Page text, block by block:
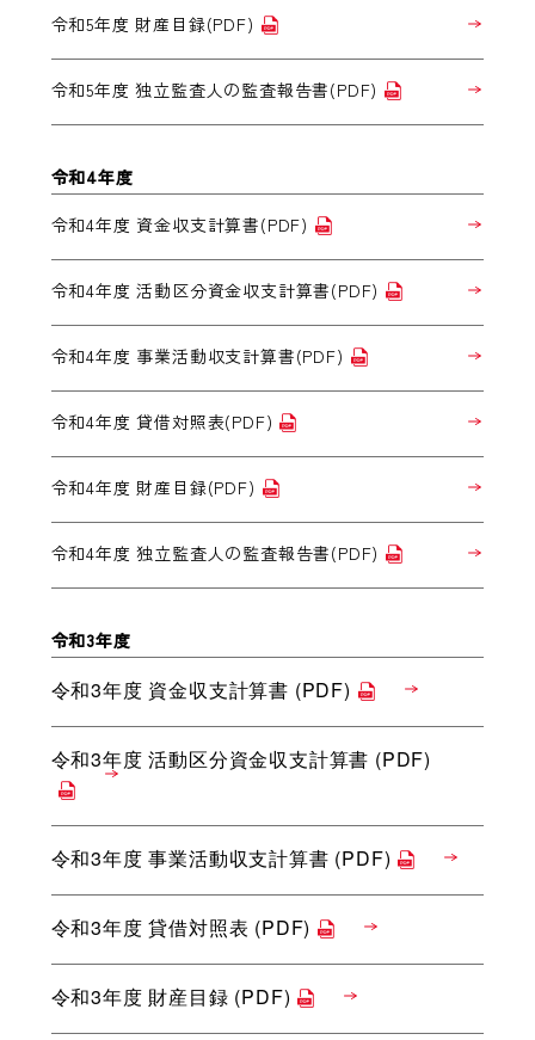
令和5年度 財産目録(PDF)
令和5年度 独立監査人の監査報告書(PDF)
令和4年度
令和4年度 資金収支計算書(PDF)
令和4年度 活動区分資金収支計算書(PDF)
令和4年度 事業活動収支計算書(PDF)
令和4年度 貸借対照表(PDF)
令和4年度 財産目録(PDF)
令和4年度 独立監査人の監査報告書(PDF)
令和3年度
令和3年度 資金収支計算書 (PDF)
令和3年度 活動区分資金収支計算書 (PDF)
令和3年度 事業活動収支計算書 (PDF)
令和3年度 貸借対照表 (PDF)
令和3年度 財産目録 (PDF)